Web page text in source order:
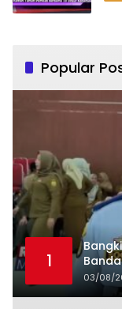
Popular
1
03/08/